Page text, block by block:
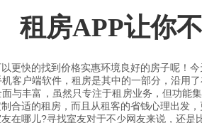
租房APP让你
更快的找到价格实惠环境良好的房子呢！今
客户端软件，租房是其中的一部分，沿用
与丰富，虽然只专注于租房业务，但功能
合适的租房，而且从租客的省钱心理出发，
在哪儿?寻找室友对于不少网友来说，还